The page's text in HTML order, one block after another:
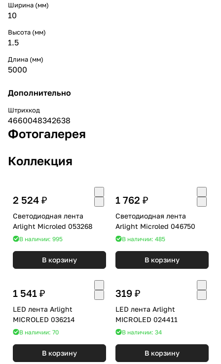
Ширина (мм)
10
Высота (мм)
1.5
Длина (мм)
5000
Дополнительно
Штрихкод
4660048342638
Фотогалерея
Коллекция
2 524 ₽
Светодиодная лента
Arlight Microled 053268
В наличии: 995
В корзину
1 762 ₽
Светодиодная лента
Arlight Microled 046750
В наличии: 485
В корзину
1 541 ₽
LED лента Arlight
MICROLED 036214
В наличии: 70
В корзину
319 ₽
LED лента Arlight
MICROLED 024411
В наличии: 34
В корзину